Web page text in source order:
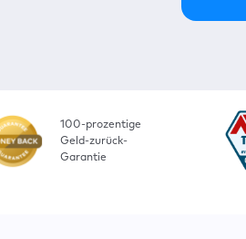
100-prozentige
Geld-zurück-
Garantie